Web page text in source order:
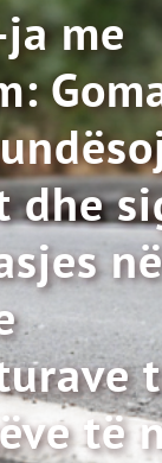
ja me
dhe
në
të